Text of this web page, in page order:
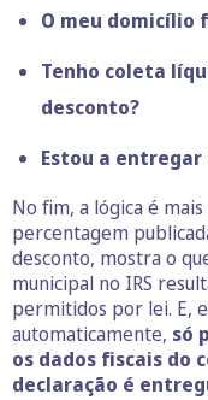
O meu domicílio
Tenho coleta
desconto?
Estou a
No fim, a lógica é
percentagem
desconto, mostra o
municipal no IRS
permitidos por lei. E,
automaticamente, só
os dados fiscais do
declaração é